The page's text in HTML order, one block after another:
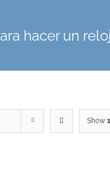
hacer un
Show